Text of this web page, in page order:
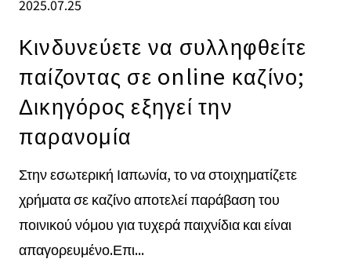
2025.07.25
Κινδυνεύετε να συλληφθείτε
παίζοντας σε online καζίνο;
Δικηγόρος εξηγεί την
παρανομία
Στην εσωτερική Ιαπωνία, το να στοιχηματίζετε
χρήματα σε καζίνο αποτελεί παράβαση του
ποινικού νόμου για τυχερά παιχνίδια και είναι
απαγορευμένο.Επι...